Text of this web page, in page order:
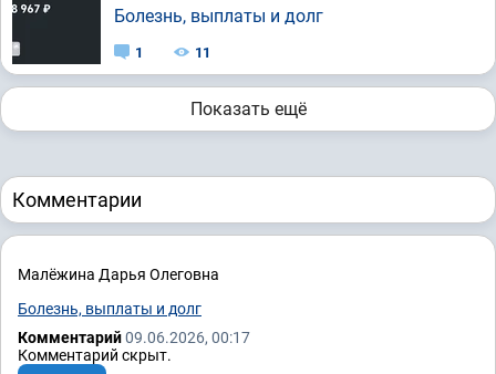
Болезнь, выплаты и долг
1 11
Показать ещё
Комментарии
Малёжина Дарья Олеговна
Болезнь, выплаты и долг
Комментарий09.06.2026, 00:17
Комментарий скрыт.